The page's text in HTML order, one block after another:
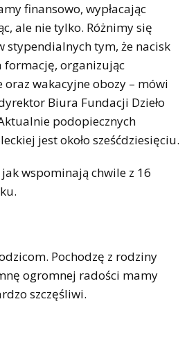
finansowo, wypłacając
ale nie tylko. Różnimy się
stypendialnych tym, że nacisk
formację, organizując
wakacyjne obozy – mówi
Biura Fundacji Dzieło
podopiecznych
jest około sześćdziesięciu.
wspominają chwile z 16
Pochodzę z rodziny
ogromnej radości mamy
szczęśliwi.